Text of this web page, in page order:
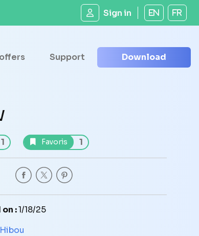
Sign in EN FR
Support Download
1 Favoris 1
:1/18/25
Hibou